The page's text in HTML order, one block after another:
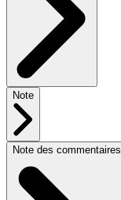
Note
Note des commentaires